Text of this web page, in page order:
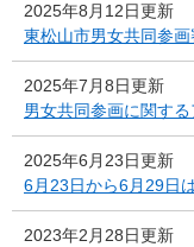
2025年8月12日更新
東松山市男女共同参
2025年7月8日更新
男女共同参画に関す
2025年6月23日更新
6月23日から6月29日
2023年2月28日更新